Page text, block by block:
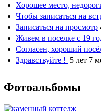
Хорошее место,
Чтобы записаться на
Записаться на просмотр
Живем в поселке с 19
Согласен, хороший
Здравствуйте ! 5 лет 7
Фотоальбомы